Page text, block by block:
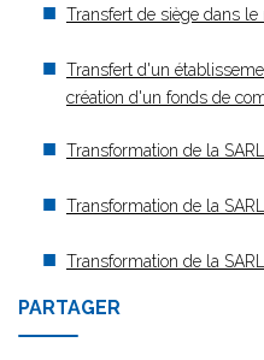
Transfert de siège dans
Transfert d'un
création d'un fonds de
Transformation de la
Transformation de la
Transformation de la
PARTAGER